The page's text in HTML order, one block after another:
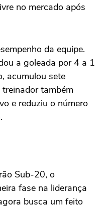
no mercado após
da equipe.
a goleada por 4 a 1
acumulou sete
também
e reduziu o número
Sub-20, o
fase na liderança
busca um feito